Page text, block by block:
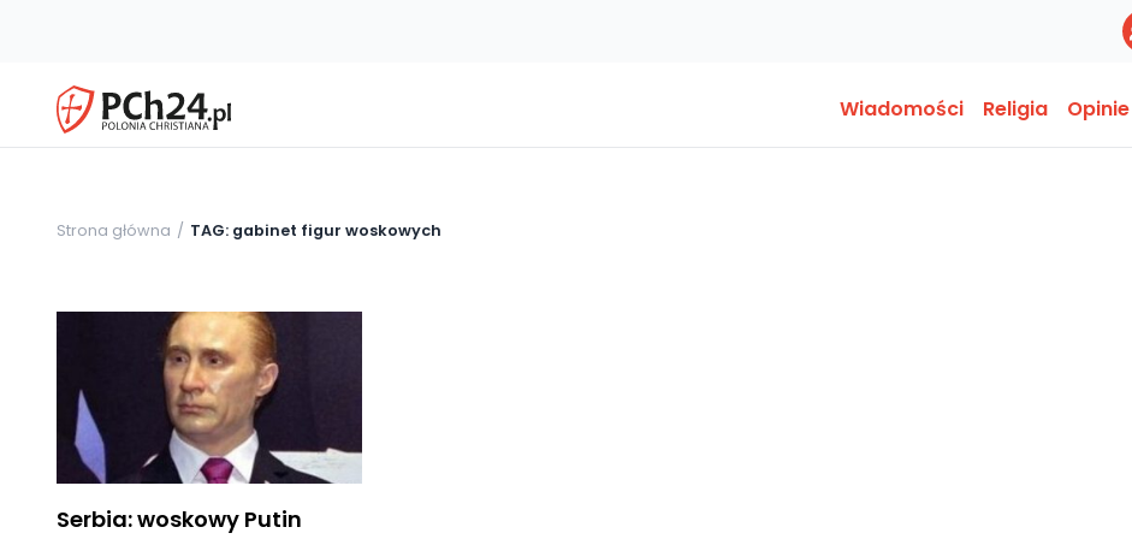
Wiadomości Religia Opinie
Strona główna TAG: gabinet figur woskowych
Serbia: woskowy Putin